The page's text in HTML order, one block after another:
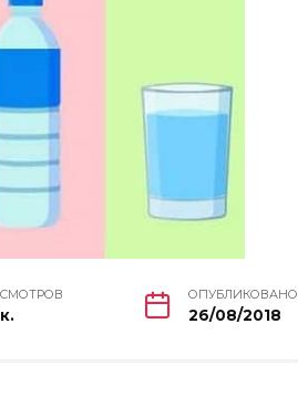
ОПУБЛИКОВАНО
26/08/2018